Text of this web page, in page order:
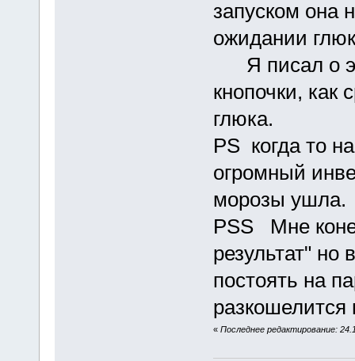
запуском она
ожидании
Я писал о
кнопочки, как
глюка.
PS когда то
огромный
морозы ушла.
PSS Мне
результат" но
постоять на
« Последнее редактирование: